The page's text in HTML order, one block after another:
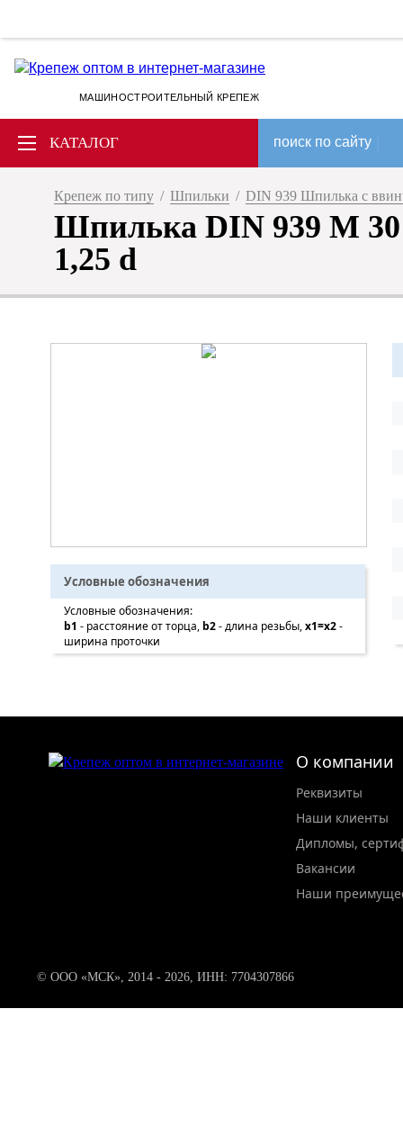
МАШИНОСТРОИТЕЛЬНЫЙ КРЕПЕЖ
КАТАЛОГ поиск по сайту
Крепеж по типу / Шпильки / DIN 939 Шпилька с
Шпилька DIN 939 M 30
1,25 d
Условные обозначения
Условные обозначения:
b1 - расстояние от торца, b2- длина резьбы,x1=x2-
ширина проточки
О компании
Реквизиты
Наши клиенты
Дипломы,
Вакансии
Наши
© ООО «МСК», 2014 - 2026, ИНН: 7704307866